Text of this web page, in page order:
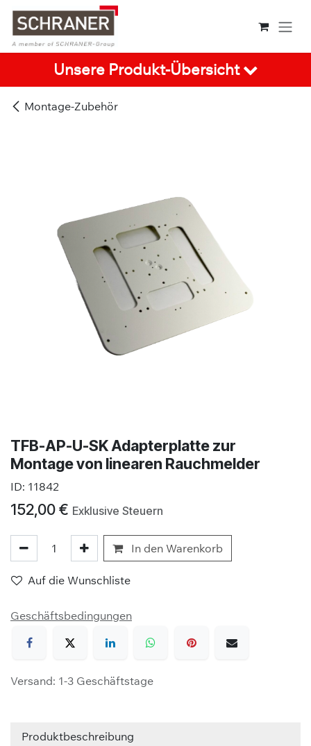
Zum Inhalt springen
Unsere Produkt-Übersicht
Montage-Zubehör
TFB-AP-U-SK Adapterplatte zur
Montage von linearen Rauchmelder
ID: 11842
152,00€ Exklusive Steuern
In den Warenkorb
Auf die Wunschliste
Geschäftsbedingungen
Versand: 1-3 Geschäftstage
Produktbeschreibung